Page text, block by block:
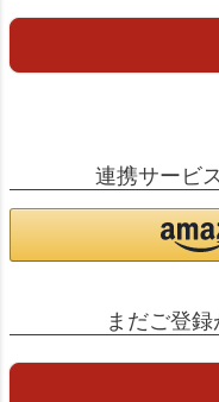
連携サービ
まだご登